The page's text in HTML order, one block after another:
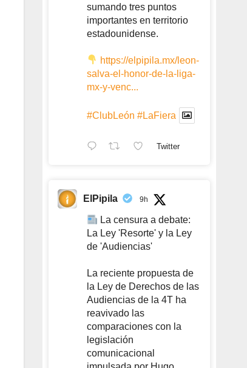
sumando tres puntos
importantes en territorio
estadounidense.
https://elpipila.mx/leon-
salva-el-honor-de-la-liga-
mx-y-venc...
#ClubLeón #LaFiera
Twitter
ElPipila 9h
La censura a debate:
La Ley 'Resorte' y la Ley
de 'Audiencias'
La reciente propuesta de
la Ley de Derechos de las
Audiencias de la 4T ha
reavivado las
comparaciones con la
legislación
comunicacional